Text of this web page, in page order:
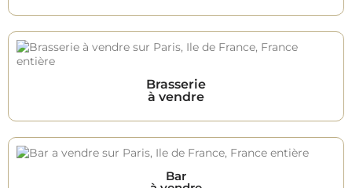
Brasserie
à vendre
Bar